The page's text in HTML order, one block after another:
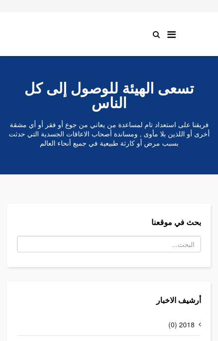
تسعى الهيئة للوصول إلى كل
الناس
فريقنا على استعداد تام لمساعدة من يعاني من جوع أو فقر أو أي مشقة
أخرى أو اللذين بلا مأوى , ومساندة أصحاب الاعاقات الجسدية التي حدثت
بسبب مرض أو كارثة طبيعية في جميع أنحاء العالم
بحث في موقعنا
أرشيف الاخبار
2018 (0)